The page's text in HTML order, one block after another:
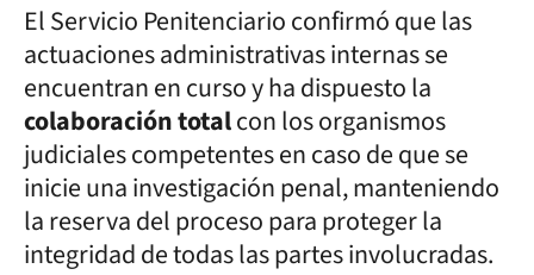
El Servicio Penitenciario confirmó que las
actuaciones administrativas internas se
encuentran en curso y ha dispuesto la
colaboración totalcon los organismos
judiciales competentes en caso de que se
inicie una investigación penal, manteniendo
la reserva del proceso para proteger la
integridad de todas las partes involucradas.